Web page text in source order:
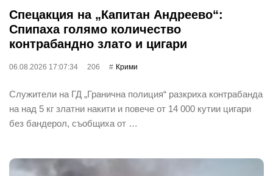
Спецакция на „Капитан Андреево“:
Спипаха голямо количество
контрабандно злато и цигари
06.08.2026 17:07:34 206 Крими
Служители на ГД „Гранична полиция“ разкриха контрабанда
на над 5 кг златни накити и повече от 14 000 кутии цигари
без бандерол, съобщиха от …